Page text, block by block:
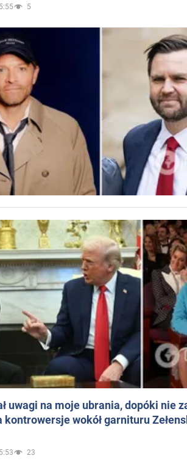
5
uwagi na moje ubrania, dopóki nie
wokół garnituru
23